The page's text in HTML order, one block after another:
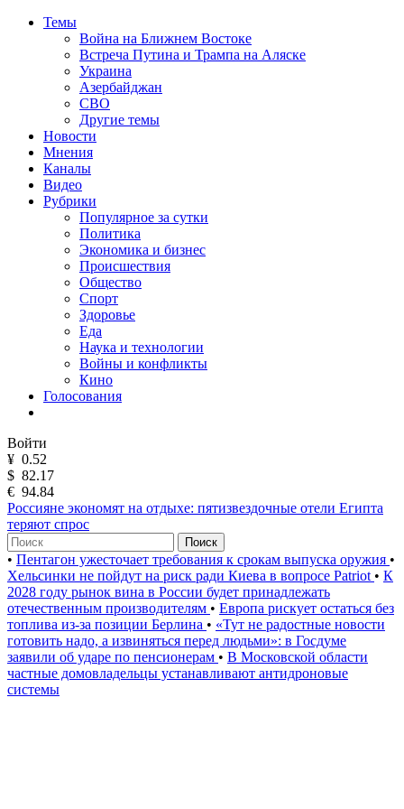
Темы
Война на Ближнем Востоке
Встреча Путина и Трампа на Аляске
Украина
Азербайджан
СВО
Другие темы
Новости
Мнения
Каналы
Видео
Рубрики
Популярное за сутки
Политика
Экономика и бизнес
Происшествия
Общество
Спорт
Здоровье
Еда
Наука и технологии
Войны и конфликты
Кино
Голосования
Войти
¥ 0.52
$ 82.17
€ 94.84
Россияне экономят на отдыхе: пятизвездочные отели Египта
теряют спрос
Поиск
• Пентагон ужесточает требования к срокам выпуска оружия •
Хельсинки не пойдут на риск ради Киева в вопросе Patriot • К
2028 году рынок вина в России будет принадлежать
отечественным производителям • Европа рискует остаться без
топлива из-за позиции Берлина • «Тут не радостные новости
готовить надо, а извиняться перед людьми»: в Госдуме
заявили об ударе по пенсионерам • В Московской области
частные домовладельцы устанавливают антидроновые
системы